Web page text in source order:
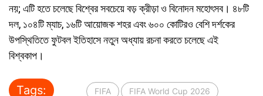
নয়; এটি হতে চলেছে বিশ্বের সবচেয়ে বড় ক্রীড়া ও বিনোদন মহোৎসব। ৪৮টি
দল, ১০৪টি ম্যাচ, ১৬টি আয়োজক শহর এবং ৬০০ কোটিরও বেশি দর্শকের
উপস্থিতিতে ফুটবল ইতিহাসে নতুন অধ্যায় রচনা করতে চলেছে এই
বিশ্বকাপ।
Tags: FIFA FIFA World Cup 2026